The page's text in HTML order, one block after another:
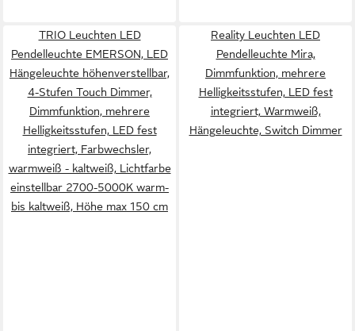
TRIO Leuchten LED
Pendelleuchte EMERSON, LED
Hängeleuchte höhenverstellbar,
4-Stufen Touch Dimmer,
Dimmfunktion, mehrere
Helligkeitsstufen, LED fest
integriert, Farbwechsler,
warmweiß - kaltweiß, Lichtfarbe
einstellbar 2700-5000K warm-
bis kaltweiß, Höhe max 150 cm
Reality Leuchten LED
Pendelleuchte Mira,
Dimmfunktion, mehrere
Helligkeitsstufen, LED fest
integriert, Warmweiß,
Hängeleuchte, Switch Dimmer